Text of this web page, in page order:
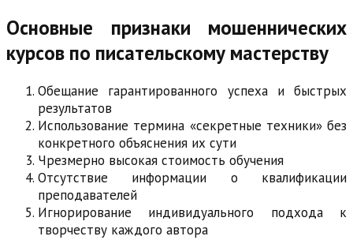
Основные признаки мошеннических
курсов по писательскому мастерству
Обещание гарантированного успеха и быстрых
результатов
Использование термина «секретные техники» без
конкретного объяснения их сути
Чрезмерно высокая стоимость обучения
Отсутствие информации о квалификации
преподавателей
Игнорирование индивидуального подхода к
творчеству каждого автора